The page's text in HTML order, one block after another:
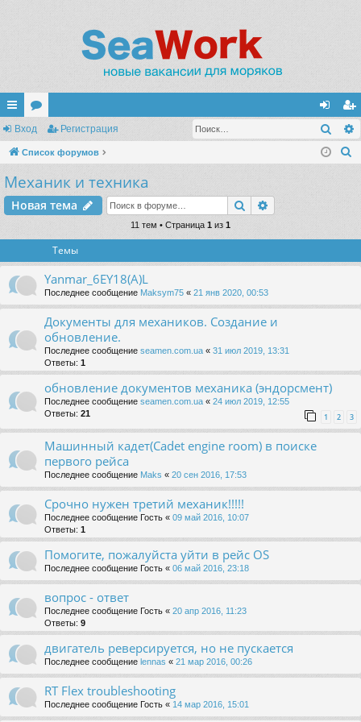
с
ы
лк
ор
ум
ы
хо
д
ег
ис
Вход Регистрация
Список форумов
Механик и техника
Новая тема Поиск
11 тем • Страница 1 из 1
Темы
Yanmar_6EY18(A)L
Последнее сообщение Maksym75 « 21 янв 2020, 00:53
Документы для механиков. Создание и
обновление.
Последнее сообщение seamen.com.ua « 31 июл 2019, 13:31
Ответы: 1
обновление документов механика (эндорсмент)
Последнее сообщение seamen.com.ua « 24 июл 2019, 12:55
Ответы: 21 1 2 3
Машинный кадет(Cadet engine room) в поиске
первого рейса
Последнее сообщение Maks « 20 сен 2016, 17:53
Срочно нужен третий механик!!!!!
Последнее сообщение Гость « 09 май 2016, 10:07
Ответы: 1
Помогите, пожалуйста уйти в рейс OS
Последнее сообщение Гость « 06 май 2016, 23:18
вопрос - ответ
Последнее сообщение Гость « 20 апр 2016, 11:23
Ответы: 9
двигатель реверсируется, но не пускается
Последнее сообщение lennas « 21 мар 2016, 00:26
RT Flex troubleshooting
Последнее сообщение Гость « 14 мар 2016, 15:01